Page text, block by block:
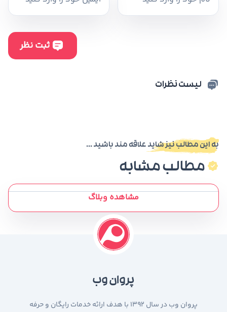
لیست نظرات
به این مطالب نیز شاید علاقه مند باشید ...
مطالب مشابه
مشاهده وبلاگ
پروان وب
پروان وب در سال 1392 با هدف ارائه خدمات رایگان و حرفه